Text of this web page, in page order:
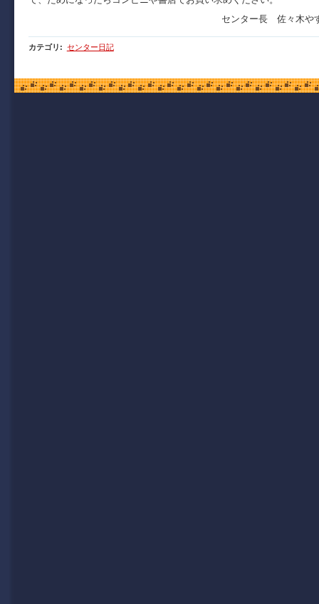
センター長 佐々木や
カテゴリ : センター日記
Copyright (C) 2009 函館市青年センター. All Rights Reserved.